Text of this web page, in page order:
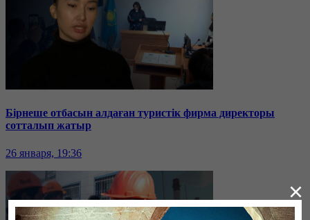
Бірнеше отбасын алдаған туристік фирма директоры
сотталып жатыр
26 января, 19:36
×